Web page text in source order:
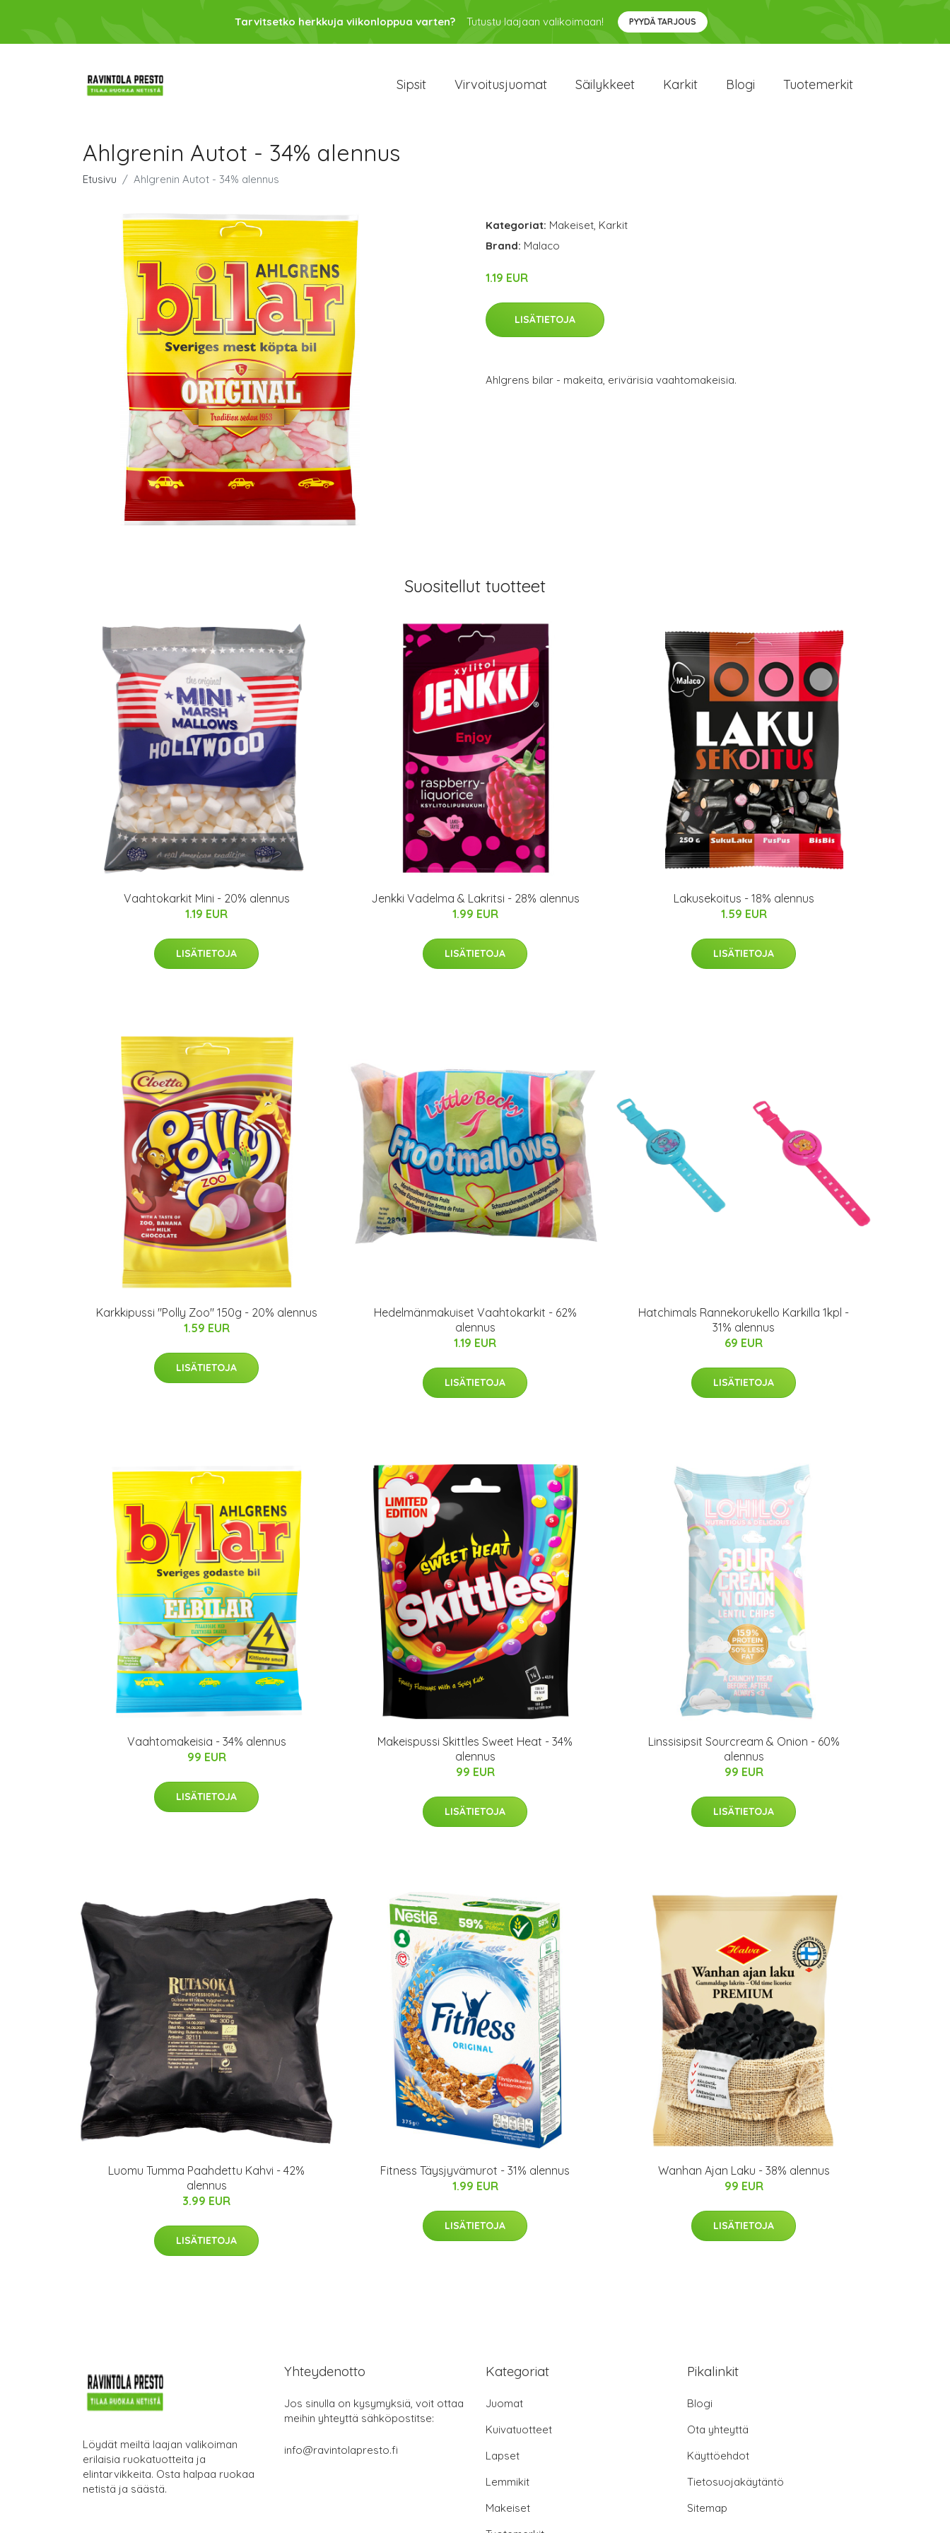
Tarvitsetko herkkuja viikonloppua varten? Tutustu laajaan valikoimaan! PYYDÄ TARJOUS
Sipsit Virvoitusjuomat Säilykkeet Karkit Blogi Tuotemerkit
Ahlgrenin Autot - 34% alennus
Etusivu Ahlgrenin Autot - 34% alennus
Kategoriat: Makeiset, Karkit
Brand: Malaco
1.19 EUR
LISÄTIETOJA
Ahlgrens bilar - makeita, erivärisia vaahtomakeisia.
Suositellut tuotteet
Vaahtokarkit Mini - 20% alennus
1.19 EUR
LISÄTIETOJA
Jenkki Vadelma & Lakritsi - 28% alennus
1.99 EUR
LISÄTIETOJA
Lakusekoitus - 18% alennus
1.59 EUR
LISÄTIETOJA
Karkkipussi "Polly Zoo" 150g - 20% alennus
1.59 EUR
LISÄTIETOJA
Hedelmänmakuiset Vaahtokarkit - 62%
alennus
1.19 EUR
LISÄTIETOJA
Hatchimals Rannekorukello Karkilla 1kpl -
31% alennus
69 EUR
LISÄTIETOJA
Vaahtomakeisia - 34% alennus
99 EUR
LISÄTIETOJA
Makeispussi Skittles Sweet Heat - 34%
alennus
99 EUR
LISÄTIETOJA
Linssisipsit Sourcream & Onion - 60%
alennus
99 EUR
LISÄTIETOJA
Luomu Tumma Paahdettu Kahvi - 42%
alennus
3.99 EUR
LISÄTIETOJA
Fitness Täysjyvämurot - 31% alennus
1.99 EUR
LISÄTIETOJA
Wanhan Ajan Laku - 38% alennus
99 EUR
LISÄTIETOJA
Löydät meiltä laajan valikoiman
erilaisia ruokatuotteita ja
elintarvikkeita. Osta halpaa ruokaa
netistä ja säästä.
Yhteydenotto
Jos sinulla on kysymyksiä, voit ottaa
meihin yhteyttä sähköpostitse:
info@ravintolapresto.fi
Kategoriat
Juomat
Kuivatuotteet
Lapset
Lemmikit
Makeiset
Pikalinkit
Blogi
Ota yhteyttä
Käyttöehdot
Tietosuojakäytäntö
Sitemap